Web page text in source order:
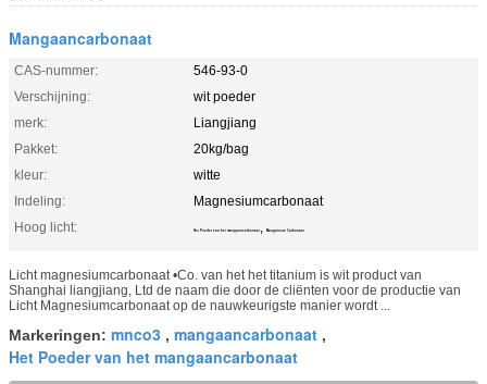
Mangaancarbonaat
CAS-nummer:
546-93-0
Verschijning:
wit poeder
merk:
Liangjiang
Pakket:
20kg/bag
kleur:
witte
Indeling:
Magnesiumcarbonaat
Hoog licht:
Het Poeder van het mangaancarbonaat , Manganous Carbonaat
Licht magnesiumcarbonaat •Co. van het het titanium is wit product van
Shanghai liangjiang, Ltd de naam die door de cliënten voor de productie van
Licht Magnesiumcarbonaat op de nauwkeurigste manier wordt ...
Markeringen: mnco3 , mangaancarbonaat ,
Het Poeder van het mangaancarbonaat